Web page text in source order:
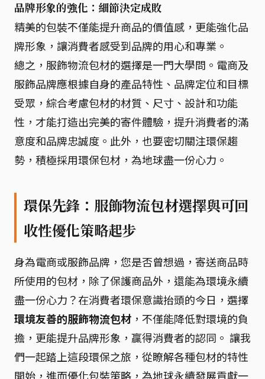
品牌形象的強化：細節決定成敗
精美的包裝不僅能提升商品的價值感，更能強化品
牌形象，讓消費者感受到品牌的用心和專業。
總之，服飾物流包材的選擇是一門大學問。電商及
服飾品牌應根據自身的產品特性、品牌定位和目標
受眾，綜合考慮包材的材質、尺寸、設計和功能
性，才能打造出完美的寄件體驗，提升消費者的滿
意度和品牌忠誠度。此外，也要密切關注環保趨
勢，積極採用環保包材，為地球盡一份心力。
環保先鋒：服飾物流包材選擇與可回
收性優化策略起步
身為電商或服飾品牌，您是否曾想過，寄送商品時
所使用的包材，除了保護商品外，還能為環境永續
盡一份心力？在消費者環保意識抬頭的今日，選擇
環境友善的服飾物流包材 ，不僅能降低對環境的負
擔，更能提升品牌形象，贏得消費者的認同。 讓我
們一起踏上這段環保之旅，從瞭解各種包材的特性
開始，進而優化包裝策略，為地球永續發展貢獻一